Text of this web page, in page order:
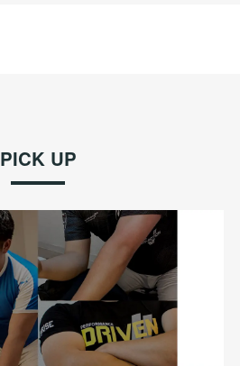
PICK UP